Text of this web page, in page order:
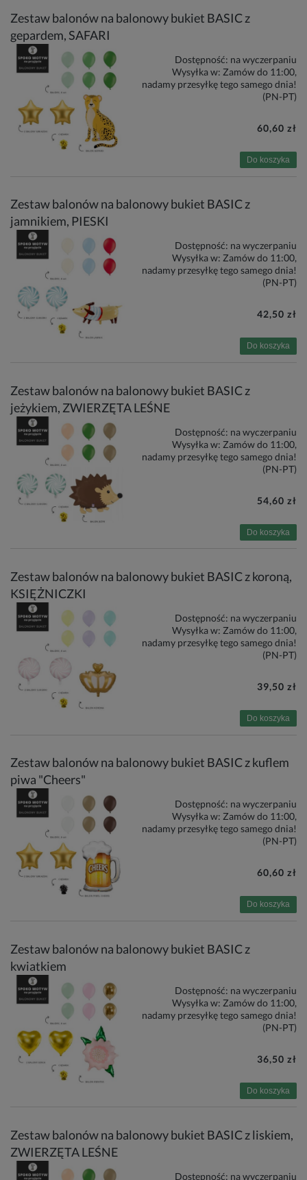
Zestaw balonów na balonowy bukiet BASIC z
gepardem, SAFARI
Dostępność: na wyczerpaniu
Wysyłka w: Zamów do 11:00,
nadamy przesyłkę tego samego dnia!
(PN-PT)
60,60 zł
Do koszyka
Zestaw balonów na balonowy bukiet BASIC z
jamnikiem, PIESKI
Dostępność: na wyczerpaniu
Wysyłka w: Zamów do 11:00,
nadamy przesyłkę tego samego dnia!
(PN-PT)
42,50 zł
Do koszyka
Zestaw balonów na balonowy bukiet BASIC z
jeżykiem, ZWIERZĘTA LEŚNE
Dostępność: na wyczerpaniu
Wysyłka w: Zamów do 11:00,
nadamy przesyłkę tego samego dnia!
(PN-PT)
54,60 zł
Do koszyka
Zestaw balonów na balonowy bukiet BASIC z koroną,
KSIĘŻNICZKI
Dostępność: na wyczerpaniu
Wysyłka w: Zamów do 11:00,
nadamy przesyłkę tego samego dnia!
(PN-PT)
39,50 zł
Do koszyka
Zestaw balonów na balonowy bukiet BASIC z kuflem
piwa "Cheers"
Dostępność: na wyczerpaniu
Wysyłka w: Zamów do 11:00,
nadamy przesyłkę tego samego dnia!
(PN-PT)
60,60 zł
Do koszyka
Zestaw balonów na balonowy bukiet BASIC z
kwiatkiem
Dostępność: na wyczerpaniu
Wysyłka w: Zamów do 11:00,
nadamy przesyłkę tego samego dnia!
(PN-PT)
36,50 zł
Do koszyka
Zestaw balonów na balonowy bukiet BASIC z liskiem,
ZWIERZĘTA LEŚNE
Dostępność: na wyczerpaniu